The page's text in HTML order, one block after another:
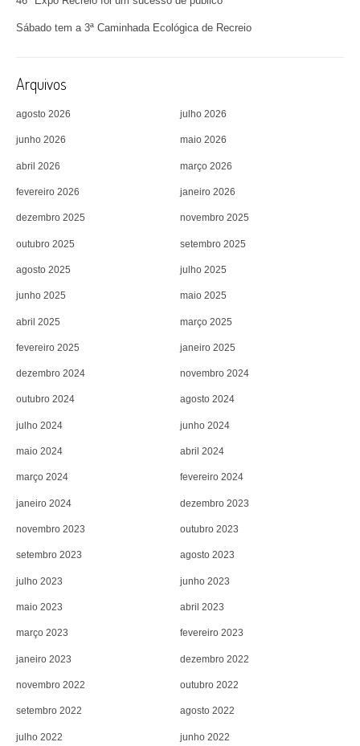
Sábado tem a 3ª Caminhada Ecológica de Recreio
Arquivos
agosto 2026 julho 2026
junho 2026 maio 2026
abril 2026 março 2026
fevereiro 2026 janeiro 2026
dezembro 2025 novembro 2025
outubro 2025 setembro 2025
agosto 2025 julho 2025
junho 2025 maio 2025
abril 2025 março 2025
fevereiro 2025 janeiro 2025
dezembro 2024 novembro 2024
outubro 2024 agosto 2024
julho 2024 junho 2024
maio 2024 abril 2024
março 2024 fevereiro 2024
janeiro 2024 dezembro 2023
novembro 2023 outubro 2023
setembro 2023 agosto 2023
julho 2023 junho 2023
maio 2023 abril 2023
março 2023 fevereiro 2023
janeiro 2023 dezembro 2022
novembro 2022 outubro 2022
setembro 2022 agosto 2022
julho 2022 junho 2022